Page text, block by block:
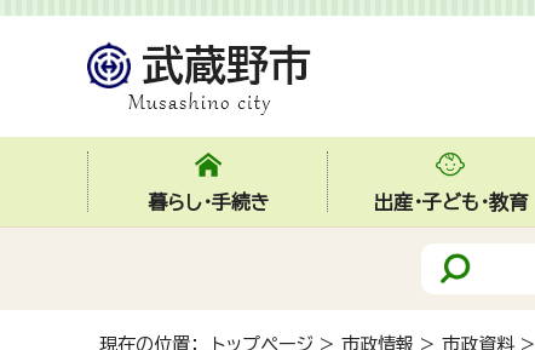
暮らし・手続き 出産・子ども・教育
現在の位置： トップページ > 市政情報 > 市政資料 >